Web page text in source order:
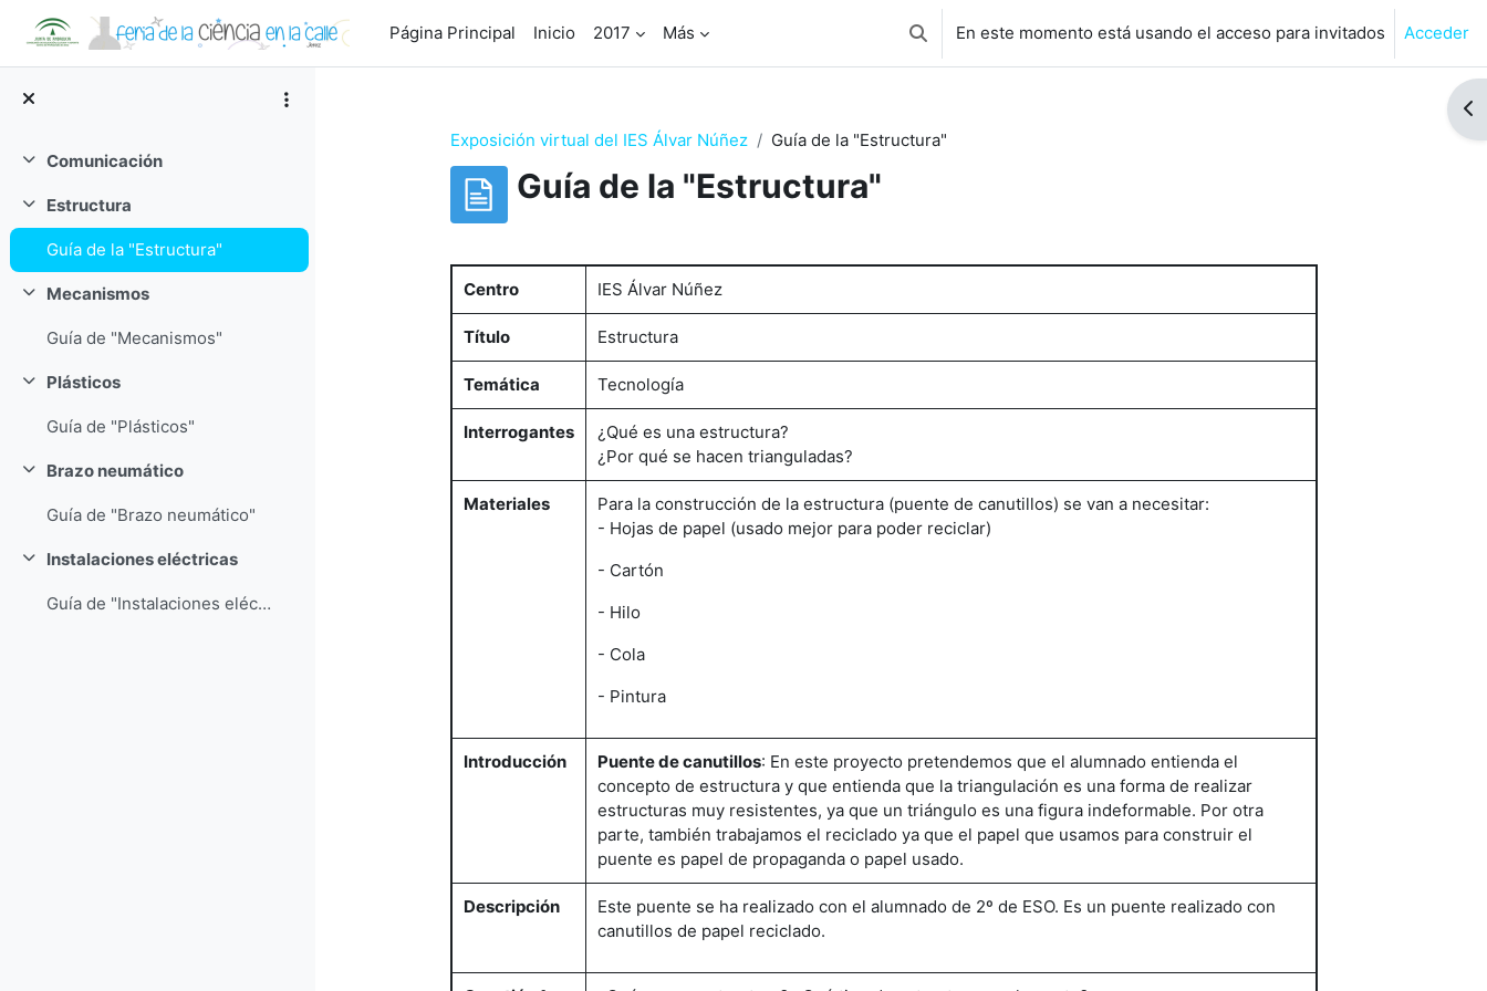
Página Principal
Inicio 2017 Más Selector de búsqueda de entrada
En este momento está usando el acceso para invitados Acceder
Colapsar
Comunicación
Colapsar
Estructura
Guía de la "Estructura"
Colapsar
Mecanismos
Guía de "Mecanismos"
Colapsar
Plásticos
Guía de "Plásticos"
Colapsar
Brazo neumático
Guía de "Brazo neumático"
Colapsar
Instalaciones eléctricas
Guía de "Instalaciones eléctricas"
Exposición virtual del IES Álvar Núñez
Guía de la "Estructura"
Guía de la "Estructura"
Centro IES Álvar Núñez
Título Estructura
Temática Tecnología
Interrogantes
¿Qué es una estructura?
¿Por qué se hacen trianguladas?
Materiales
Para la construcción de la estructura (puente de canutillos) se van a necesitar:
- Hojas de papel (usado mejor para poder reciclar)
- Cartón
- Hilo
- Cola
- Pintura
Introducción Puente de canutillos: En este proyecto pretendemos que el alumnado entienda el
concepto de estructura y que entienda que la triangulación es una forma de realizar
estructuras muy resistentes, ya que un triángulo es una figura indeformable. Por otra
parte, también trabajamos el reciclado ya que el papel que usamos para construir el
puente es papel de propaganda o papel usado.
Descripción
Este puente se ha realizado con el alumnado de 2º de ESO. Es un puente realizado con
canutillos de papel reciclado.